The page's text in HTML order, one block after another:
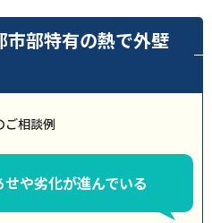
市部特有の熱で外壁
ご相談例
や劣化が進んでいる